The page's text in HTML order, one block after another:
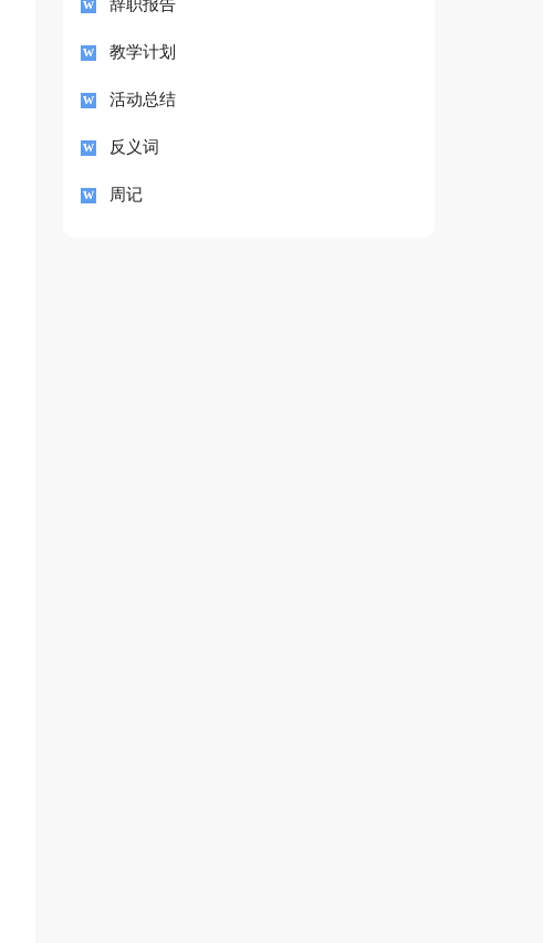
辞职报告
教学计划
活动总结
反义词
周记